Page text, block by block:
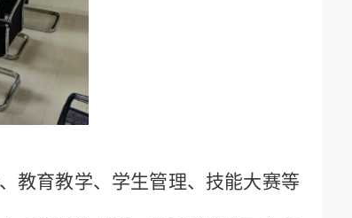
教育教学、学生管理、技能大赛等